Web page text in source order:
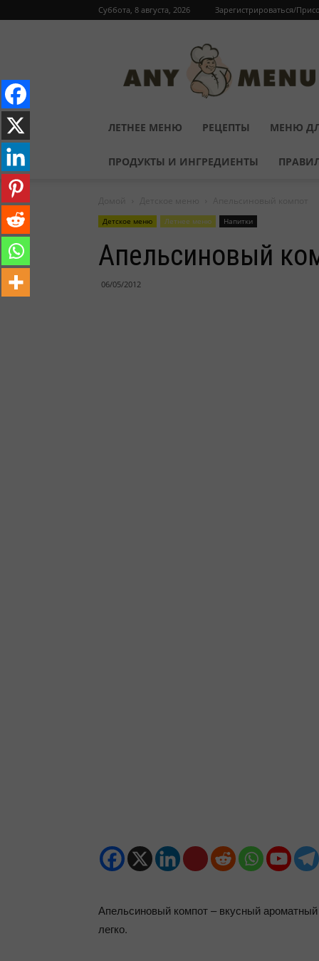
Суббота, 8 августа, 2026 Зарегистрироваться/
ЛЕТНЕЕ МЕНЮ РЕЦЕПТЫ МЕНЮ
ПРОДУКТЫ И ИНГРЕДИЕНТЫ
Детское меню Летнее меню Напитки
Апельсиновый
06/05/2012
Апельсиновый компот – вкусный ароматный
легко.